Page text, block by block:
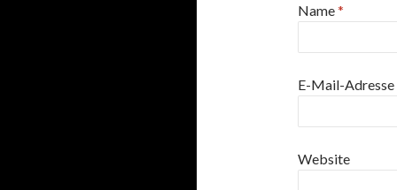
Name*
E-Mail-Adresse
Website